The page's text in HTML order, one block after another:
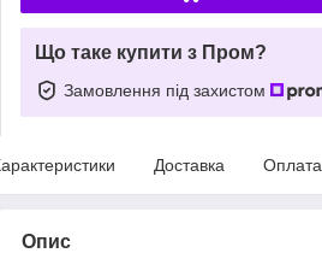
Що таке купити з Пром?
Замовлення під захистом
Доставка Оплата
Опис